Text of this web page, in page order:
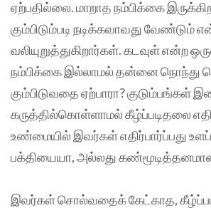
ஏற்பதில்லை. மாறாத நம்பிக்கை
கும்பிடும்படி நடிக்கவாவது வேண்டும்
வலியுறுத்துகிறார்கள். கடவுள் என்ற
நம்பிக்கை இல்லாமல் தன்னை நொந்து
கும்பிடுவதை ஏற்பாரா? குடும்பங்கள்
கருத்தில்கொள்ளாமல் கீழ்ப்படிதலை
உண்மையில் இவர்கள் எதிர்பார்ப்பது
பக்தியையா, அல்லது
இவர்கள் சொல்வதைக் கேட்காத,